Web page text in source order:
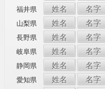
福井県 姓名 名字
山梨県 姓名 名字
長野県 姓名 名字
岐阜県 姓名 名字
静岡県 姓名 名字
愛知県 姓名 名字